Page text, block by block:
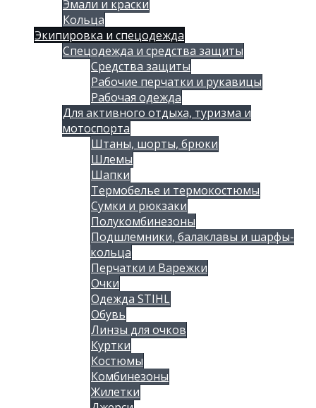
Эмали и краски
Кольца
Экипировка и спецодежда
Спецодежда и средства защиты
Средства защиты
Рабочие перчатки и рукавицы
Рабочая одежда
Для активного отдыха, туризма и
мотоспорта
Штаны, шорты, брюки
Шлемы
Шапки
Термобелье и термокостюмы
Сумки и рюкзаки
Полукомбинезоны
Подшлемники, балаклавы и шарфы-
кольца
Перчатки и Варежки
Очки
Одежда STIHL
Обувь
Линзы для очков
Куртки
Костюмы
Комбинезоны
Жилетки